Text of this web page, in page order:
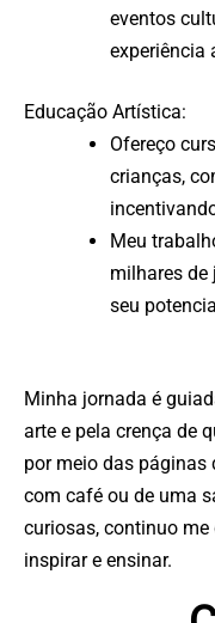
eventos
experiência
Educação Artística:
Ofereço
crianças,
Meu
milhares de
seu
Minha jornada é
arte e pela crença de
por meio das páginas
com café ou de uma
curiosas, continuo
inspirar e ensinar.